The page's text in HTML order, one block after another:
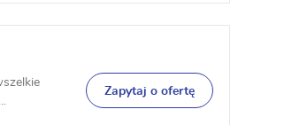
Zapytaj o ofertę